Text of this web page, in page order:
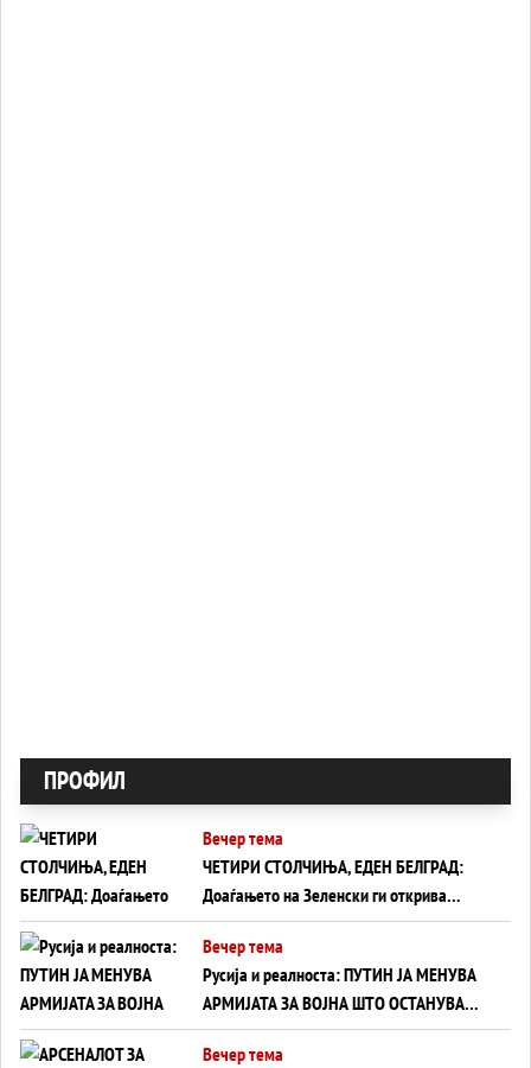
ПРОФИЛ
Вечер тема
ЧЕТИРИ СТОЛЧИЊА, ЕДЕН БЕЛГРАД:
Доаѓањето на Зеленски ги открива
тајните на политиката на балансирање
на Вучиќ
Вечер тема
Русија и реалноста: ПУТИН ЈА МЕНУВА
АРМИЈАТА ЗА ВОЈНА ШТО ОСТАНУВА
БЕЗ ФРОНТ
Вечер тема